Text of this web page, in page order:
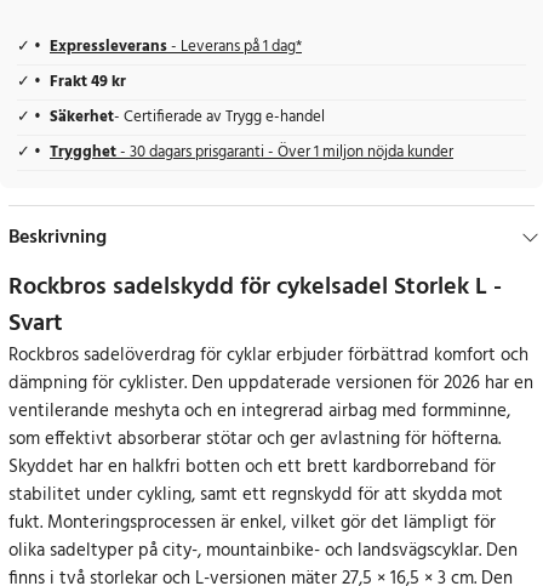
Expressleverans- Leverans på 1 dag*
Frakt 49 kr
Säkerhet- Certifierade av Trygg e-handel
Trygghet- 30 dagars prisgaranti - Över 1 miljon nöjda kunder
Beskrivning
Rockbros sadelskydd för cykelsadel Storlek L -
Svart
Rockbros sadelöverdrag för cyklar erbjuder förbättrad komfort och
dämpning för cyklister. Den uppdaterade versionen för 2026 har en
ventilerande meshyta och en integrerad airbag med formminne,
som effektivt absorberar stötar och ger avlastning för höfterna.
Skyddet har en halkfri botten och ett brett kardborreband för
stabilitet under cykling, samt ett regnskydd för att skydda mot
fukt. Monteringsprocessen är enkel, vilket gör det lämpligt för
olika sadeltyper på city-, mountainbike- och landsvägscyklar. Den
finns i två storlekar och L-versionen mäter 27,5 × 16,5 × 3 cm. Den